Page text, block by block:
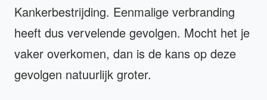
Kankerbestrijding. Eenmalige verbranding
heeft dus vervelende gevolgen. Mocht het je
vaker overkomen, dan is de kans op deze
gevolgen natuurlijk groter.